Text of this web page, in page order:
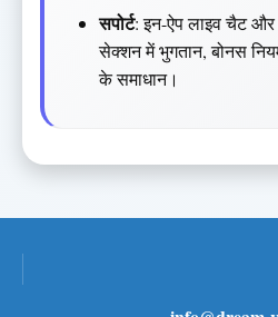
सपोर्ट: इन-ऐप लाइव चैट
सेक्शन में भुगतान, बोनस
के समाधान।